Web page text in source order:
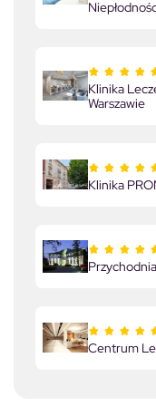
Klinika
Warszawie
Klinika
Centrum